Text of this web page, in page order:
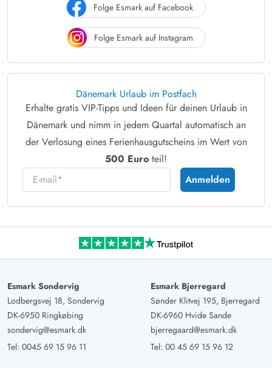
Folge Esmark auf Facebook
Folge Esmark auf Instagram
Dänemark Urlaub im Postfach
Erhalte gratis VIP-Tipps und Ideen für deinen Urlaub in
Dänemark und nimm in jedem Quartal automatisch an
der Verlosung eines Ferienhausgutscheins im Wert von
500 Euro teil!
E-mail
Anmelden
Esmark Sondervig
Lodbergsvej 18, Sondervig
DK-6950 Ringkøbing
sondervig@esmark.dk
Tel: 0045 69 15 96 11
Esmark Bjerregard
Sønder Klitvej 195, Bjerregard
DK-6960 Hvide Sande
bjerregaard@esmark.dk
Tel: 00 45 69 15 96 12